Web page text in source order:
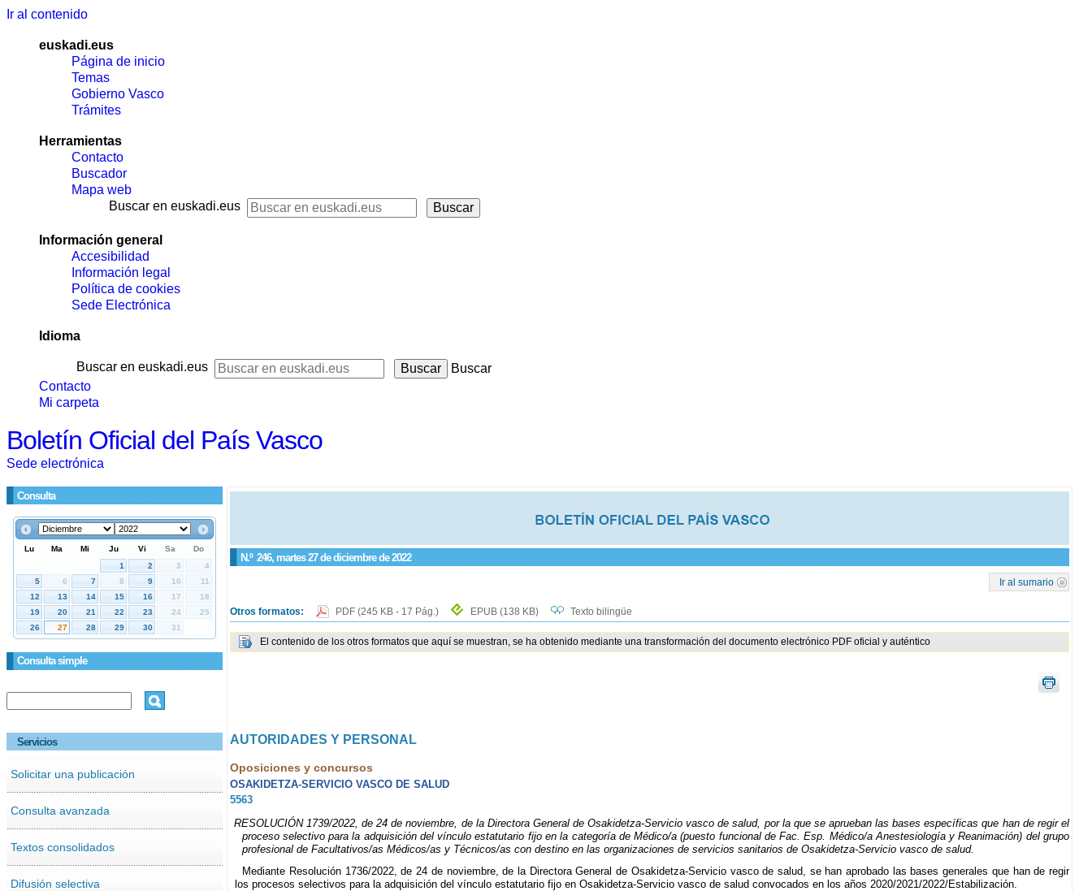
Ir al contenido
euskadi.eus
Página de inicio
Temas
Gobierno Vasco
Trámites
Herramientas
Contacto
Buscador
Mapa web
Buscar en euskadi.eus
Información general
Accesibilidad
Información legal
Política de cookies
Sede Electrónica
Idioma
Buscar en euskadi.eus
Buscar
Contacto
Mi carpeta
Boletín Oficial del País Vasco
Sede electrónica
Consulta
Consulta simple
Servicios
Solicitar una publicación
Consulta avanzada
Textos consolidados
Difusión selectiva
N.º 246, martes 27 de diciembre de 2022
Ir al sumario
Otros formatos: PDF (245 KB - 17 Pág.) EPUB (138 KB) Texto bilingüe
El contenido de los otros formatos que aquí se muestran, se ha obtenido mediante una transformación del documento electrónico PDF oficial y auténtico
AUTORIDADES Y PERSONAL
Oposiciones y concursos
OSAKIDETZA-SERVICIO VASCO DE SALUD
5563
RESOLUCIÓN 1739/2022, de 24 de noviembre, de la Directora General de Osakidetza-Servicio vasco de salud, por la que se aprueban las bases específicas que han de regir el
proceso selectivo para la adquisición del vínculo estatutario fijo en la categoría de Médico/a (puesto funcional de Fac. Esp. Médico/a Anestesiología y Reanimación) del grupo
profesional de Facultativos/as Médicos/as y Técnicos/as con destino en las organizaciones de servicios sanitarios de Osakidetza-Servicio vasco de salud.
Mediante Resolución 1736/2022, de 24 de noviembre, de la Directora General de Osakidetza-Servicio vasco de salud, se han aprobado las bases generales que han de regir
los procesos selectivos para la adquisición del vínculo estatutario fijo en Osakidetza-Servicio vasco de salud convocados en los años 2020/2021/2022/Estabilización.